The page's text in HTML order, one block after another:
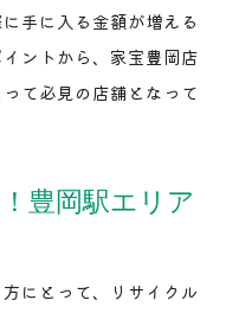
するためのコツ
めの時期選び
商品カテゴリーとは
最適な買取店を見つ
ポイント
取店選び
ランキング
手に入る金額が増える
ントから、家宝豊岡店
て必見の店舗となって
豊岡駅エリア
にとって、リサイクル